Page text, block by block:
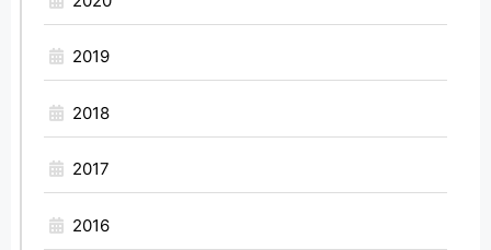
2019
2018
2017
2016